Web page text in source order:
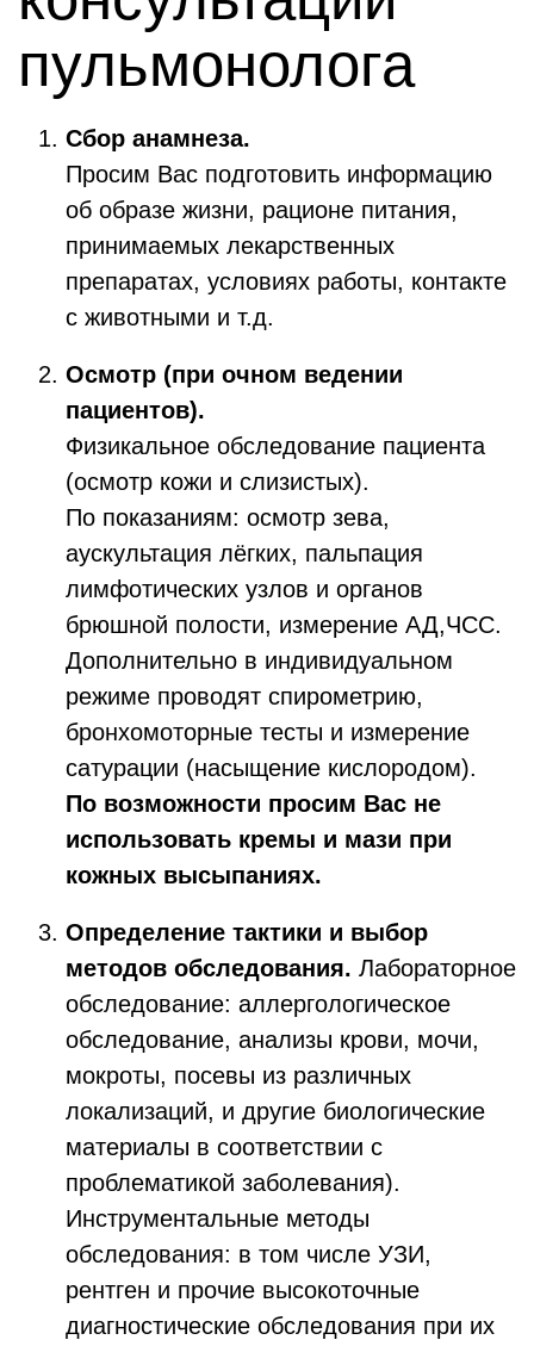
пульмонолога
Сбор анамнеза.
Просим Вас подготовить информацию
об образе жизни, рационе питания,
принимаемых лекарственных
препаратах, условиях работы, контакте
с животными и т.д.
Осмотр (при очном ведении
пациентов).
Физикальное обследование пациента
(осмотр кожи и слизистых).
По показаниям: осмотр зева,
аускультация лёгких, пальпация
лимфотических узлов и органов
брюшной полости, измерение АД,ЧСС.
Дополнительно в индивидуальном
режиме проводят спирометрию,
бронхомоторные тесты и измерение
сатурации (насыщение кислородом).
По возможности просим Вас не
использовать кремы и мази при
кожных высыпаниях.
Определение тактики и выбор
методов обследования. Лабораторное
обследование: аллергологическое
обследование, анализы крови, мочи,
мокроты, посевы из различных
локализаций, и другие биологические
материалы в соответствии с
проблематикой заболевания).
Инструментальные методы
обследования: в том числе УЗИ,
рентген и прочие высокоточные
диагностические обследования при их